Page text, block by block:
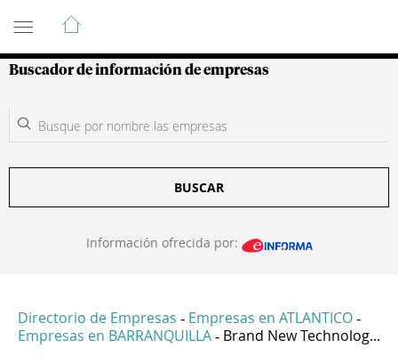
Guía de Empresas Colombianas
Buscador de información de empresas
BUSCAR
Información ofrecida por:
Directorio de Empresas - Empresas en ATLANTICO -
Empresas en BARRANQUILLA - Brand New Technolog...